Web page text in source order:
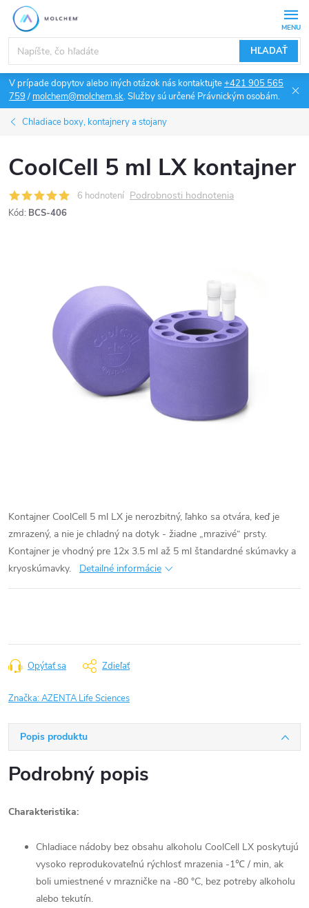
Prejsť
obsah
HĽADAŤ
V prípade dopytov alebo iných otázok nás kontaktujte+421 905 565
759/ molchem@molchem.sk. Služby sú určené Právnickým osobám.
Chladiace boxy, kontajnery a stojany
CoolCell 5 ml LX kontajner
6 hodnotení Podrobnosti hodnotenia
Kód: BCS-406
Kontajner CoolCell 5 ml LX je nerozbitný, ľahko sa otvára, keď je
zmrazený, a nie je chladný na dotyk - žiadne „mrazivé“ prsty.
Kontajner je vhodný pre 12x 3.5 ml až 5 ml štandardné skúmavky a
kryoskúmavky.
Detailné informácie
Opýtať sa Zdieľať
Značka:AZENTA Life Sciences
Popis produktu
Podrobný popis
Charakteristika:
Chladiace nádoby bez obsahu alkoholu CoolCell LX poskytujú
vysoko reprodukovateľnú rýchlosť mrazenia -1℃ / min, ak
boli umiestnené v mrazničke na -80 °C, bez potreby alkoholu
alebo tekutín.